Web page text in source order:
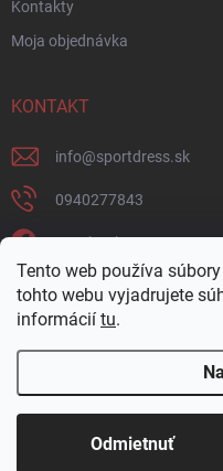
Tento web používa
tohto webu vyjadrujete
informácií tu.
Odmietnuť
Kontakty
Moja objednávka
KONTAKT
info@sportdress.sk
0940277843
Facebook
sportdresssk
0940277843
Copyright 2026